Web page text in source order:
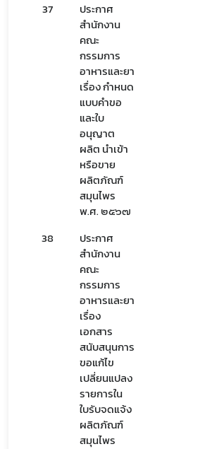
37
ประกาศ
สำนักงาน
คณะ
กรรมการ
อาหารและยา
เรื่อง กำหนด
แบบคำขอ
และใบ
อนุญาต
ผลิต นำเข้า
หรือขาย
ผลิตภัณฑ์
สมุนไพร
พ.ศ. ๒๕๖๗
38
ประกาศ
สำนักงาน
คณะ
กรรมการ
อาหารและยา
เรื่อง
เอกสาร
สนับสนุนการ
ขอแก้ไข
เปลี่ยนแปลง
รายการใน
ใบรับจดแจ้ง
ผลิตภัณฑ์
สมุนไพร